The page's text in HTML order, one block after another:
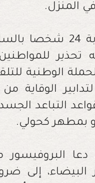
المنزل.
ودفع ظهور إصابة
تحذير
الوطنية
الوقاية
التباعد
بمطهر كحولي.
البروفيسور
البيضاء، إلى